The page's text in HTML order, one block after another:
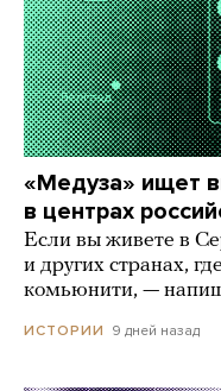
«Медуза» ищет
в центрах
Если вы живете в
и других странах,
комьюнити, —
ИСТОРИИ 9 дней назад